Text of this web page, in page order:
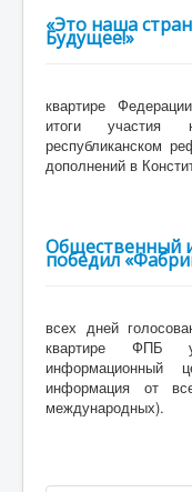
«Это наша
Будущее!»
квартире
итоги участия
республиканском
дополнений в
Общественный
победил
всех дней
квартире ФПБ
информационный
информация от
международных).